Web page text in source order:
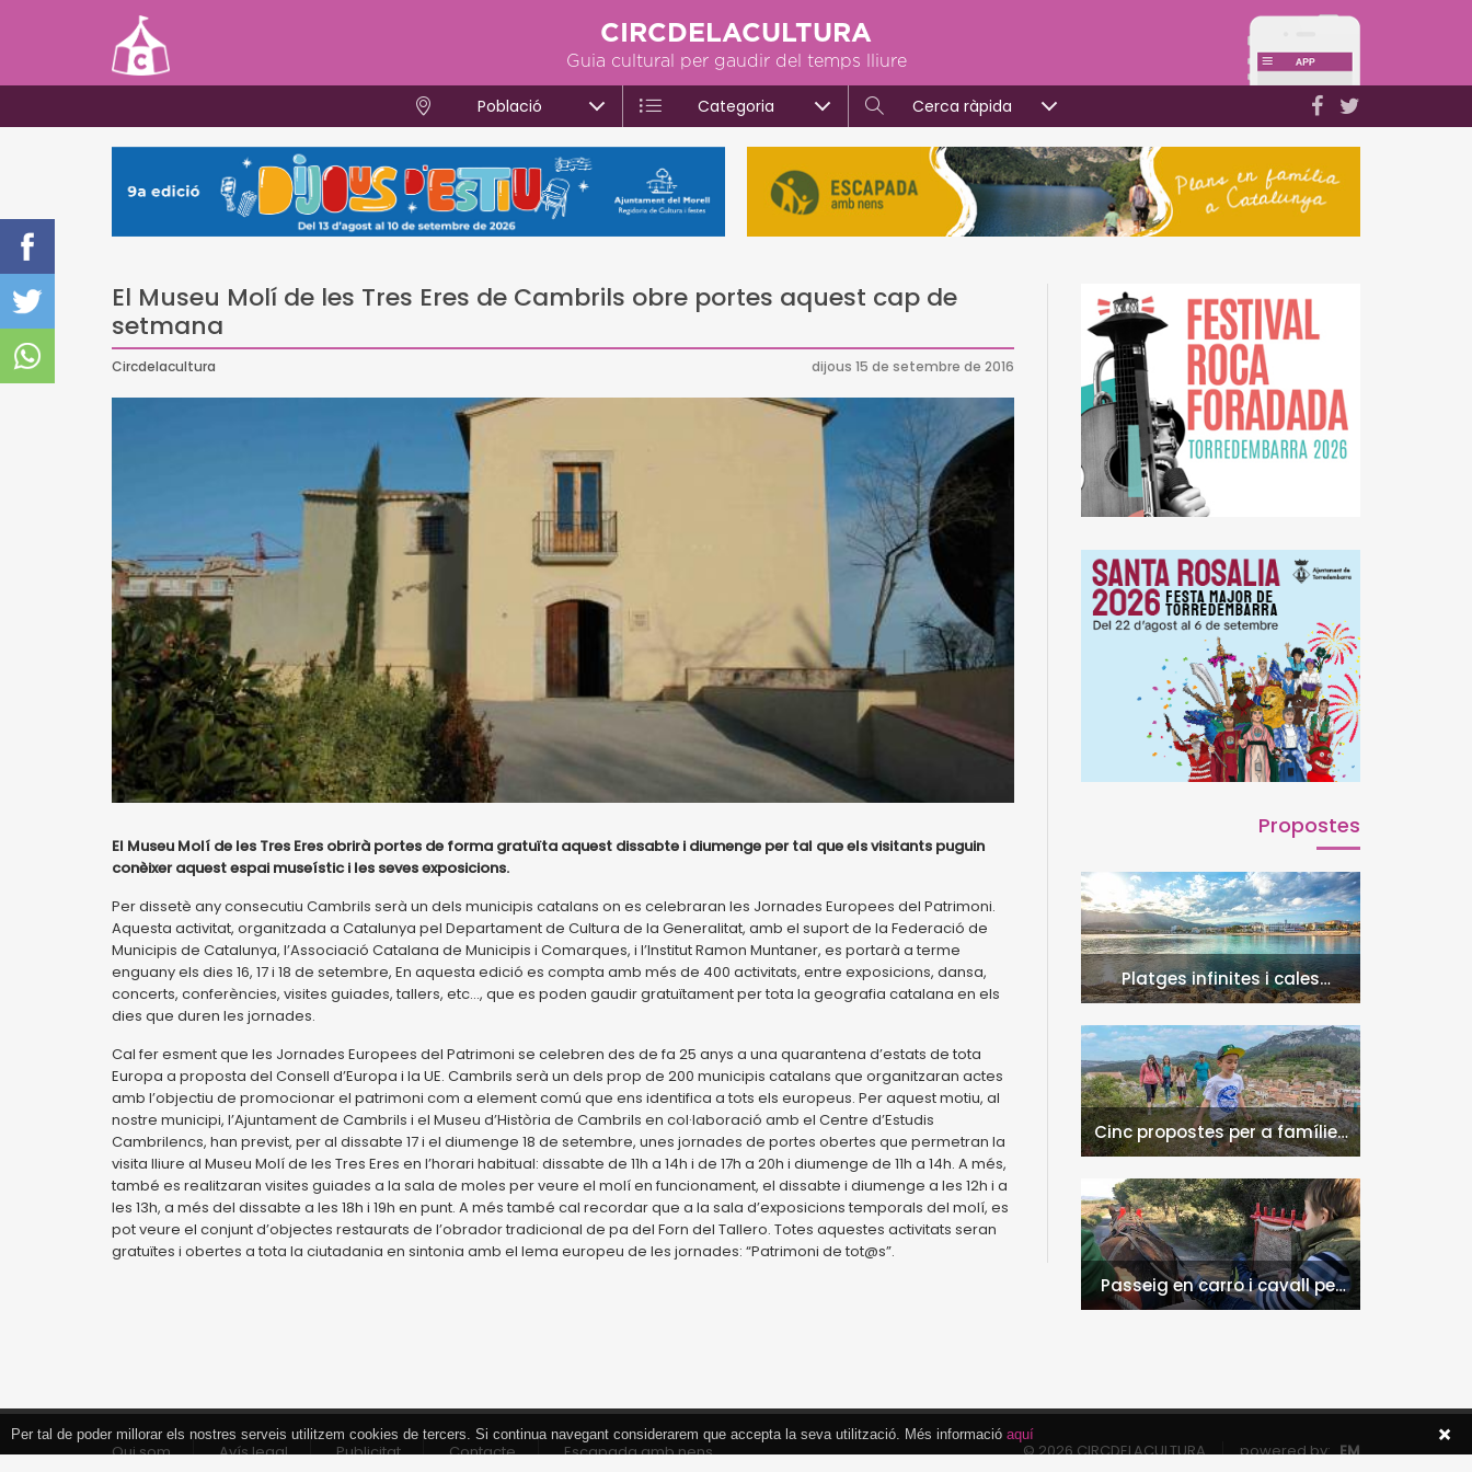
CIRCDELACULTURA
Guia cultural per gaudir del temps lliure
Població Categoria Cerca ràpida
El Museu Molí de les Tres Eres de Cambrils obre portes aquest cap de
setmana
Circdelacultura dijous 15 de setembre de 2016
El Museu Molí de les Tres Eres obrirà portes de forma gratuïta aquest dissabte i diumenge per tal que els visitants puguin
conèixer aquest espai museístic i les seves exposicions.
Per dissetè any consecutiu Cambrils serà un dels municipis catalans on es celebraran les Jornades Europees del Patrimoni.
Aquesta activitat, organitzada a Catalunya pel Departament de Cultura de la Generalitat, amb el suport de la Federació de
Municipis de Catalunya, l’Associació Catalana de Municipis i Comarques, i l’Institut Ramon Muntaner, es portarà a terme
enguany els dies 16, 17 i 18 de setembre, En aquesta edició es compta amb més de 400 activitats, entre exposicions, dansa,
concerts, conferències, visites guiades, tallers, etc..., que es poden gaudir gratuïtament per tota la geografia catalana en els
dies que duren les jornades.
Cal fer esment que les Jornades Europees del Patrimoni se celebren des de fa 25 anys a una quarantena d’estats de tota
Europa a proposta del Consell d’Europa i la UE. Cambrils serà un dels prop de 200 municipis catalans que organitzaran actes
amb l’objectiu de promocionar el patrimoni com a element comú que ens identifica a tots els europeus. Per aquest motiu, al
nostre municipi, l’Ajuntament de Cambrils i el Museu d’Història de Cambrils en col·laboració amb el Centre d’Estudis
Cambrilencs, han previst, per al dissabte 17 i el diumenge 18 de setembre, unes jornades de portes obertes que permetran la
visita lliure al Museu Molí de les Tres Eres en l’horari habitual: dissabte de 11h a 14h i de 17h a 20h i diumenge de 11h a 14h. A més,
també es realitzaran visites guiades a la sala de moles per veure el molí en funcionament, el dissabte i diumenge a les 12h i a
les 13h, a més del dissabte a les 18h i 19h en punt. A més també cal recordar que a la sala d’exposicions temporals del molí, es
pot veure el conjunt d’objectes restaurats de l’obrador tradicional de pa del Forn del Tallero. Totes aquestes activitats seran
gratuïtes i obertes a tota la ciutadania en sintonia amb el lema europeu de les jornades: “Patrimoni de tot@s”.
Propostes
Platges infinites i cales
naturals a l'Hospitalet de
l'Infant i la Vall de Llors
Cinc propostes per a famílies
a l'Hospitalet de l'Infant i la
Vall de Llors
Passeig en carro i cavall per
l'entorn de Nulles
Qui som Avís legal Publicitat Contacte Escapada amb nens © 2026 CIRCDELACULTURA powered by: EM
Per tal de poder millorar els nostres serveis utilitzem cookies de tercers. Si continua navegant considerarem que accepta la seva utilització. Més informació aquí
Tancar